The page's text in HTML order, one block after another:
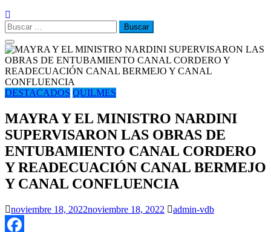
Buscar:
DESTACADOS QUILMES
MAYRA Y EL MINISTRO NARDINI
SUPERVISARON LAS OBRAS DE
ENTUBAMIENTO CANAL CORDERO
Y READECUACIÓN CANAL BERMEJO
Y CANAL CONFLUENCIA
noviembre 18, 2022noviembre 18, 2022 admin-vdb